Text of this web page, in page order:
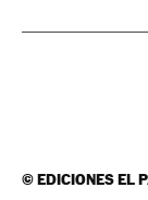
©EDICIONES EL